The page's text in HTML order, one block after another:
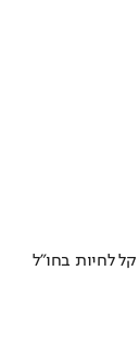
בראיון ל"ישראל היום": "השחקן שיקר ולא התנצל" • על השפעת אירועי 7 באוקטובר: "לא קל לחיות בחו"ל